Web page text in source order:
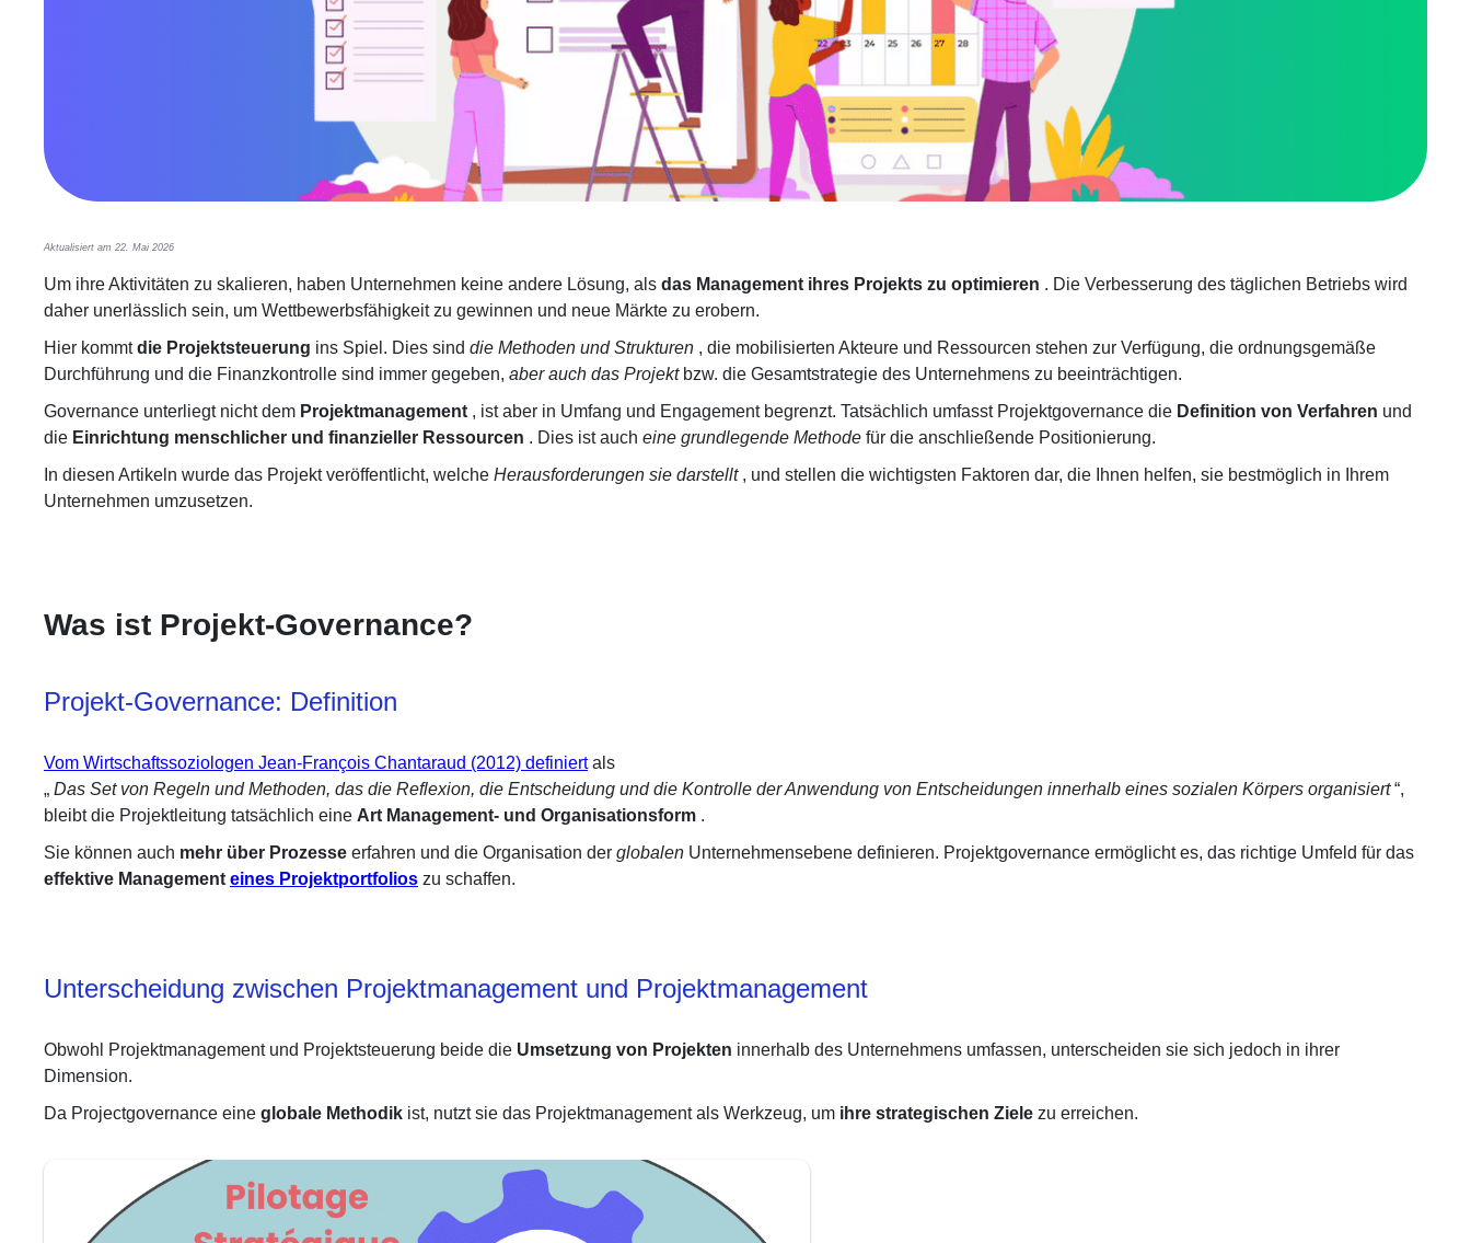
Aktualisiert am 22. Mai 2026
Um ihre Aktivitäten zu skalieren, haben Unternehmen keine andere Lösung, als das Management ihres Projekts zu optimieren . Die Verbesserung des täglichen Betriebs wird
daher unerlässlich sein, um Wettbewerbsfähigkeit zu gewinnen und neue Märkte zu erobern.
Hier kommtdie Projektsteuerung ins Spiel. Dies sind die Methoden und Strukturen , die mobilisierten Akteure und Ressourcen stehen zur Verfügung, die ordnungsgemäße
Durchführung und die Finanzkontrolle sind immer gegeben, aber auch das Projektbzw. die Gesamtstrategie des Unternehmens zu beeinträchtigen.
Governance unterliegt nicht dem Projektmanagement , ist aber in Umfang und Engagement begrenzt. Tatsächlich umfasst Projektgovernance die Definition von Verfahren und
die Einrichtung menschlicher und finanzieller Ressourcen . Dies ist auch eine grundlegende Methode für die anschließende Positionierung.
In diesen Artikeln wurde das Projekt veröffentlicht, welche Herausforderungen sie darstellt, und stellen die wichtigsten Faktoren dar, die Ihnen helfen, sie bestmöglich in Ihrem
Unternehmen umzusetzen.
Was ist Projekt-Governance?
Projekt-Governance: Definition
Vom Wirtschaftssoziologen Jean-François Chantaraud (2012) definiertals
„ Das Set von Regeln und Methoden, das die Reflexion, die Entscheidung und die Kontrolle der Anwendung von Entscheidungen innerhalb eines sozialen Körpers organisiert“,
bleibt die Projektleitung tatsächlich eine Art Management- und Organisationsform .
Sie können auch mehr über Prozesse erfahren und die Organisation der globalen Unternehmensebene definieren. Projektgovernance ermöglicht es, das richtige Umfeld für das
effektive Management eines Projektportfolios zu schaffen.
Unterscheidung zwischen Projektmanagement und Projektmanagement
Obwohl Projektmanagement und Projektsteuerung beide die Umsetzung von Projekten innerhalb des Unternehmens umfassen, unterscheiden sie sich jedoch in ihrer
Dimension.
Da Projectgovernance eine globale Methodik ist, nutzt sie das Projektmanagement als Werkzeug, um ihre strategischen Ziele zu erreichen.